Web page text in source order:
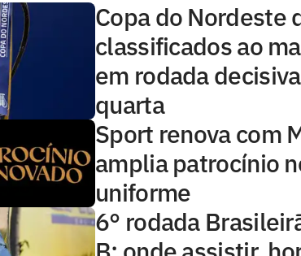
Copa do Nordeste
classificados ao
em rodada
quarta
Sport renova com
amplia patrocínio
uniforme
6° rodada